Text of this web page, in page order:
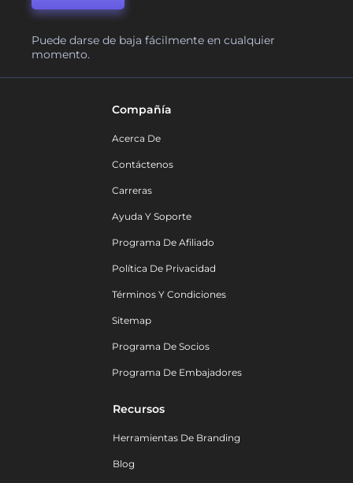
Puede darse de baja fácilmente en cualquier
momento.
Compañía
Acerca De
Contáctenos
Carreras
Ayuda Y Soporte
Programa De Afiliado
Política De Privacidad
Términos Y Condiciones
Sitemap
Programa De Socios
Programa De Embajadores
Recursos
Herramientas De Branding
Blog